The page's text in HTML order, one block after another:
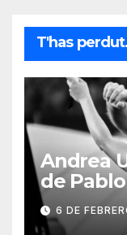
T'has
Andrea
de
6 DE